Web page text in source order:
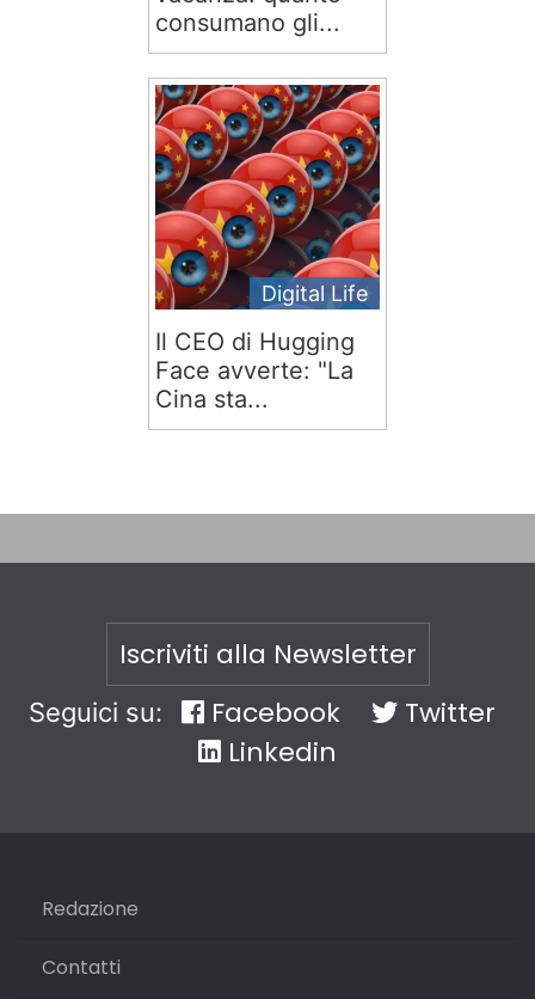
consumano gli...
Digital Life
Il CEO di Hugging
Face avverte: "La
Cina sta...
Iscriviti alla Newsletter
Seguici su: Facebook
Twitter
Linkedin
Redazione
Contatti